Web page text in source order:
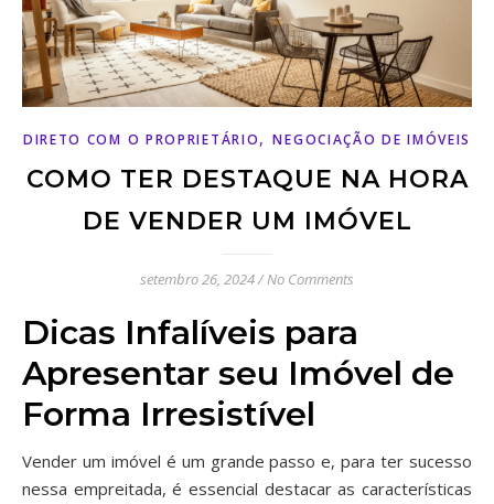
DIRETO COM O PROPRIETÁRIO,NEGOCIAÇÃO DE IMÓVEIS
COMO TER DESTAQUE NA HORA
DE VENDER UM IMÓVEL
setembro 26, 2024/No Comments
Dicas Infalíveis para
Apresentar seu Imóvel de
Forma Irresistível
Vender um imóvel é um grande passo e, para ter sucesso
nessa empreitada, é essencial destacar as características